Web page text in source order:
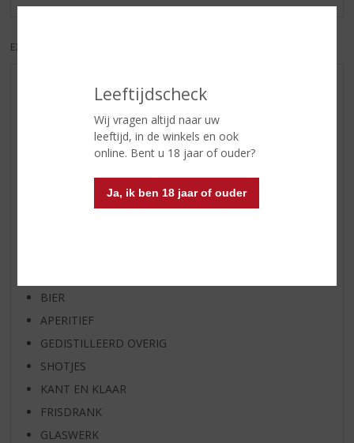
Leeftijdscheck
Wij vragen altijd naar uw
leeftijd, in de winkels en ook
online. Bent u 18 jaar of ouder?
Ja, ik ben 18 jaar of ouder
EXCL. BTW
AANBIEDINGEN
WIJN VAN DE MAAND
WHISKY VAN DE MAAND
RUM VAN DE MAAND
BIER VAN DE MAAND
SPIRIT VAN DE MAAND
BIER
APERITIEF
GEDISTILLEERD OVERIG
SHOTJES
KANT EN KLAAR
FRISDRANK
GLASWERK